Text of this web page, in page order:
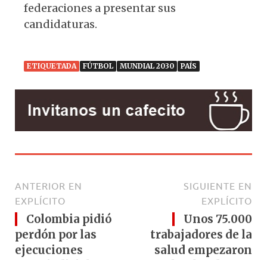
federaciones a presentar sus
candidaturas.
ETIQUETADA FÚTBOL MUNDIAL 2030 PAÍS
ANTERIOR EN
EXPLÍCITO
Colombia pidió
perdón por las
ejecuciones
SIGUIENTE EN
EXPLÍCITO
Unos 75.000
trabajadores de la
salud empezaron